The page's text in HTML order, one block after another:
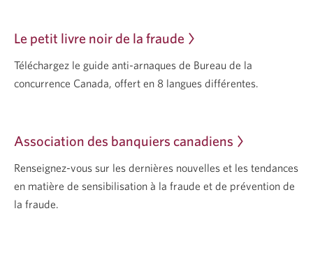
Le petit livre noir de la fraude Une
nouvelle
fenêtre
Téléchargez le guide anti-arnaques de Bureau de la
concurrence Canada, offert en 8 langues différentes.
Association des banquiers canadiens Une
nouvelle
fenêtre
Renseignez-vous sur les dernières nouvelles et les tendances
en matière de sensibilisation à la fraude et de prévention de
la fraude.